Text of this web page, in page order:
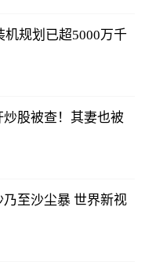
机规划已超5000万千
股被查！其妻也被
至沙尘暴 世界新视